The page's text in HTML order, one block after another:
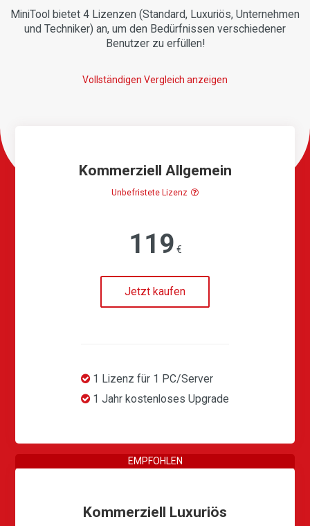
MiniTool bietet 4 Lizenzen (Standard, Luxuriös, Unternehmen
und Techniker) an, um den Bedürfnissen verschiedener
Benutzer zu erfüllen!
Vollständigen Vergleich anzeigen
Kommerziell Allgemein
Unbefristete Lizenz
119 €
Jetzt kaufen
1 Lizenz für 1 PC/Server
1 Jahr kostenloses Upgrade
Kommerziell Luxuriös